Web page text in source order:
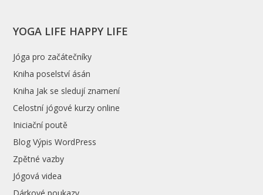
YOGA LIFE HAPPY LIFE
Jóga pro začátečníky
Kniha poselství ásán
Kniha Jak se sledují znamení
Celostní jógové kurzy online
Iniciační poutě
Blog Výpis WordPress
Zpětné vazby
Jógová videa